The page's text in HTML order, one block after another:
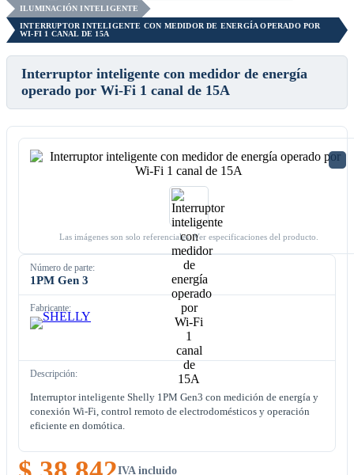
ILUMINACIÓN INTELIGENTE
INTERRUPTOR INTELIGENTE CON MEDIDOR DE ENERGÍA OPERADO POR
WI-FI 1 CANAL DE 15A
Interruptor inteligente con medidor de energía
operado por Wi-Fi 1 canal de 15A
Las imágenes son solo referenciales. Ver especificaciones del producto.
Número de parte:
1PM Gen 3
Fabricante:
Descripción:
Interruptor inteligente Shelly 1PM Gen3 con medición de energía y
conexión Wi-Fi, control remoto de electrodomésticos y operación
eficiente en domótica.
IVA incluido